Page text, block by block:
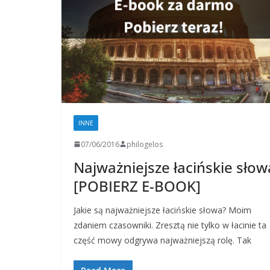
INNE
07/06/2016 philogelos
Najważniejsze łacińskie
[POBIERZ E-BOOK]
Jakie są najważniejsze łacińskie słowa? Moim
zdaniem czasowniki. Zresztą nie tylko w łacinie ta
część mowy odgrywa najważniejszą rolę. Tak